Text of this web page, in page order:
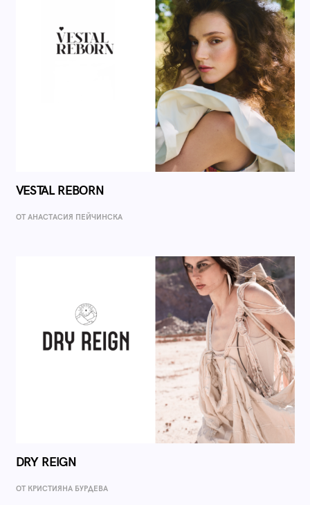
VESTAL REBORN
ОТ AНАСТАСИЯ ПЕЙЧИНСКА
DRY REIGN
ОТ КРИСТИЯНА БУРДЕВА